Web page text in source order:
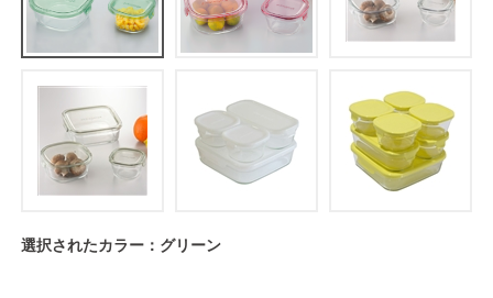
選択されたカラー：グリーン